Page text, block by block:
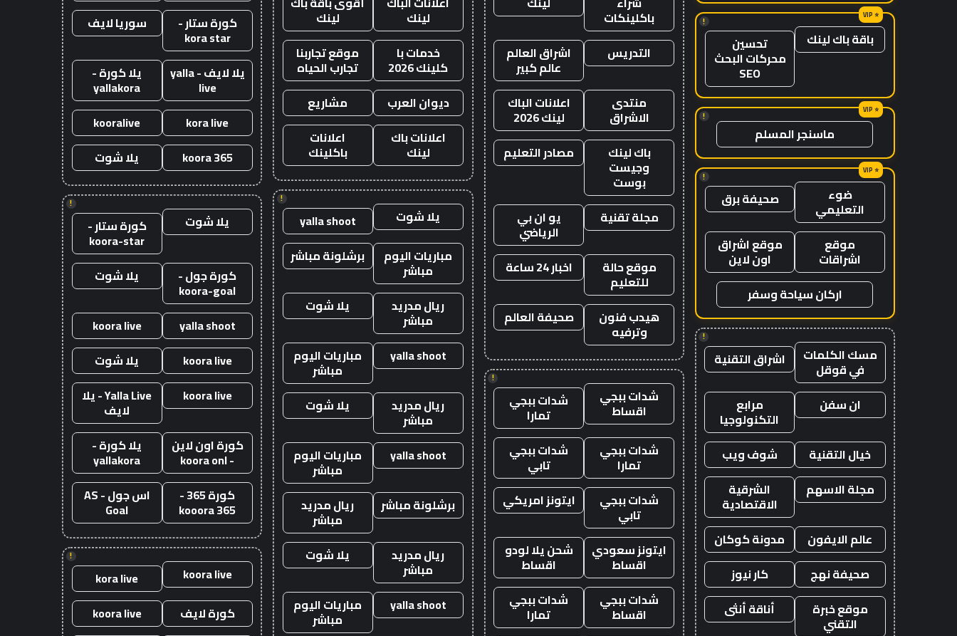
!
باقة باك لينك تحسين
محركات البحث
SEO
!
ماسنجر المسلم
!
ضوء
التعليمي صحيفة برق
موقع
اشراقات
موقع اشراق
اون لاين
اركان سياحة وسفر
!
مسك الكلمات
في قوقل اشراق التقنية
ان سفن مرابع
التكنولوجيا
خيال التقنية
شوف ويب
مجلة الاسهم
الشرقية
الاقتصادية
عالم الايفون
مدونة كوكان
صحيفة نهج
كار نيوز
موقع خبرة
التقني
أناقة أنثى
باكلينكات
التدريس اشراق العالم
عالم كبير
منتدى
الاشراق
اعلانات الباك
لينك 2026
باك لينك
وجيست
بوست
مصادر التعليم
مجلة تقنية يو ان بي
الرياضي
موقع حالة
للتعليم
اخبار 24 ساعة
هيدب فنون
وترفيه
صحيفة العالم
!
شدات ببجي
اقساط شدات ببجي
تمارا
شدات ببجي
تمارا
شدات ببجي
تابي
شدات ببجي
تابي
ايتونز امريكي
ايتونز سعودي
اقساط
شحن يلا لودو
اقساط
شدات ببجي
اقساط
شدات ببجي
تمارا
لينك
لينك
خدمات با
كلينك 2026
موقع تجاربنا
تجارب الحياه
ديوان العرب
مشاريع
اعلانات باك
لينك
اعلانات
باكلينك
!
يلا شوت
yalla shoot
مباريات اليوم
مباشر
برشلونة مباشر
ريال مدريد
مباشر
يلا شوت
yalla shoot مباريات اليوم
مباشر
ريال مدريد
مباشر
يلا شوت
yalla shoot مباريات اليوم
مباشر
برشلونة مباشر
ريال مدريد
مباشر
ريال مدريد
مباشر
يلا شوت
yalla shoot مباريات اليوم
مباشر
كورة ستار -
kora star
سوريا لايف
يلا لايف - yalla
live
يلا كورة -
yallakora
kora live
kooralive
koora 365
يلا شوت
!
يلا شوت كورة ستار -
koora-star
كورة جول -
koora-goal
يلا شوت
yalla shoot
koora live
koora live
يلا شوت
koora live
Yalla Live - يلا
لايف
كورة اون لاين
- koora onl
يلا كورة -
yallakora
كورة 365 -
kooora 365
اس جول - AS
Goal
!
koora live
kora live
كورة لايف
koora live